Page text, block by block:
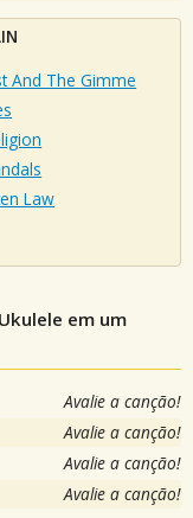
And The Gimme
Law
em um
Avalie a canção!
Avalie a canção!
Avalie a canção!
Avalie a canção!